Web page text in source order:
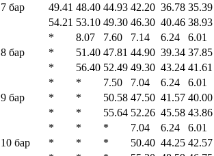
7 бар
49.41 48.40 44.93 42.20 36.78 35.39
54.21 53.10 49.30 46.30 40.46 38.93
8 бар
* 8.07 7.60 7.14 6.24
6.01
*
51.40 47.81 44.90 39.34 37.85
*
56.40 52.49 49.30 43.24 41.61
9 бар
* * 7.50 7.04 6.24
6.01
*
* 50.58 47.50 41.57 40.00
*
* 55.64 52.26 45.58 43.86
10 бар
* * * 7.04 6.24
6.01
*
* * 50.40 44.25 42.57